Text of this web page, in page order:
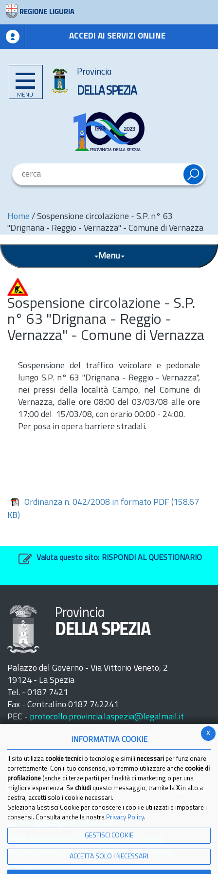
REGIONE LIGURIA
ACCEDI AI SERVIZI ONLINE
MENU
Provincia
DELLA SPEZIA
Home / Sospensione circolazione - S.P. n° 63
"Drignana - Reggio - Vernazza" - Comune di Vernazza
Menu
Sospensione circolazione - S.P.
n° 63 "Drignana - Reggio -
Vernazza" - Comune di Vernazza
Sospensione del traffico veicolare e pedonale
lungo S.P. n° 63 "Drignana - Reggio - Vernazza",
nei pressi della località Campo, nel Comune di
Vernazza, dalle ore 08:00 del 03/03/08 alle ore
17:00 del 15/03/08, con orario 00:00 - 24:00.
Per posa in opera barriere stradali.
Ordinanza n. 042/2008 in formato PDF (158.67
KB)
Valuta questo sito: RISPONDI AL QUESTIONARIO
Provincia
DELLA SPEZIA
Palazzo del Governo - Via Vittorio Veneto, 2
19124 - La Spezia
Tel. - 0187 7421
Fax - Centralino 0187 742241
PEC - protocollo.provincia.laspezia@legalmail.it
Seguici su:
IBAN e pagamenti informatici
Partita Iva
Dichiarazione di Accessibilita'
Cookies Policy
Privacy Policy
x
INFORMATIVA COOKIE
Il sito utilizza cookie tecnici o tecnologie simili necessari per funzionare
correttamente. Con il tuo consenso, vorremmo utilizzare anche cookie di
profilazione (anche di terze parti) per finalità di marketing o per una
migliore esperienza. Se chiudi questo messaggio, tramite la Xin alto a
destra, accetti solo i cookie necessari.
Seleziona Gestisci Cookie per conoscere i cookie utilizzati e impostare i
consensi. Consulta anche la nostra Privacy Policy.
GESTISCI COOKIE
ACCETTA SOLO I NECESSARI